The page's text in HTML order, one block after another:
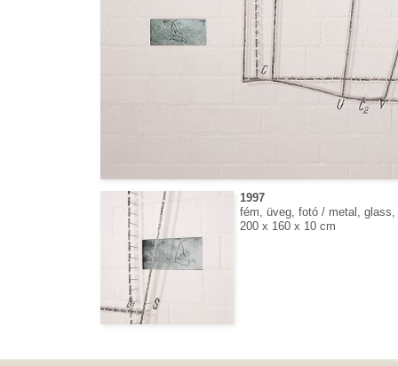
1997
fém, üveg, fotó / metal, glass,
200 x 160 x 10 cm